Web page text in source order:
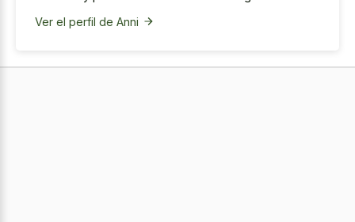
Ver el perfil de Anni